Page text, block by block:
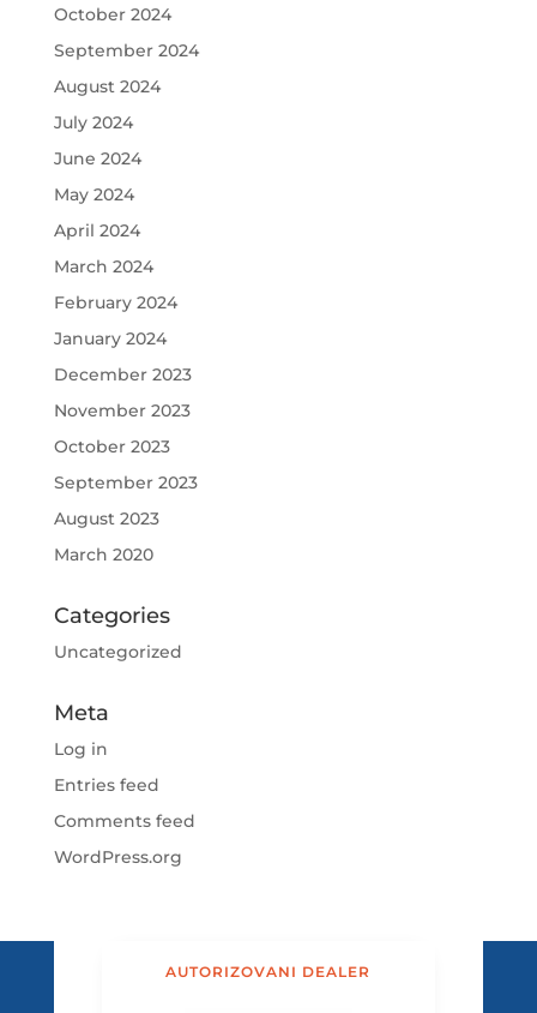
October 2024
September 2024
August 2024
July 2024
June 2024
May 2024
April 2024
March 2024
February 2024
January 2024
December 2023
November 2023
October 2023
September 2023
August 2023
March 2020
Categories
Uncategorized
Meta
Log in
Entries feed
Comments feed
WordPress.org
AUTORIZOVANI DEALER